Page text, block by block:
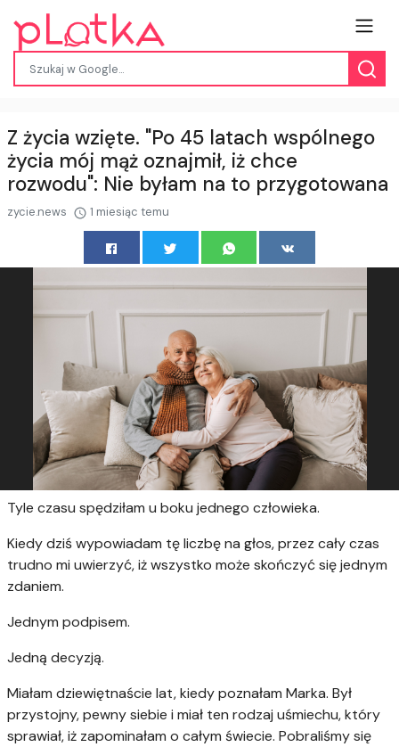
Z życia wzięte. "Po 45 latach wspólnego
życia mój mąż oznajmił, iż chce
rozwodu": Nie byłam na to przygotowana
zycie.news 1 miesiąc temu
Tyle czasu spędziłam u boku jednego człowieka.
Kiedy dziś wypowiadam tę liczbę na głos, przez cały czas
trudno mi uwierzyć, iż wszystko może skończyć się jednym
zdaniem.
Jednym podpisem.
Jedną decyzją.
Miałam dziewiętnaście lat, kiedy poznałam Marka. Był
przystojny, pewny siebie i miał ten rodzaj uśmiechu, który
sprawiał, iż zapominałam o całym świecie. Pobraliśmy się